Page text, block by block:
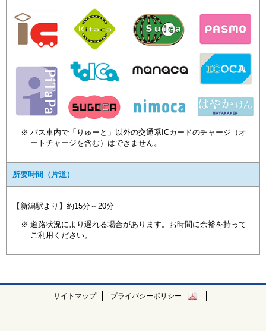
バス車内で「りゅーと」以外の交通系ICカードのチャージ（オ
ートチャージを含む）はできません。
所要時間（片道）
【新潟駅より】約15分～20分
道路状況により遅れる場合があります。お時間に余裕を持って
ご利用ください。
サイトマップ プライバシーポリシー